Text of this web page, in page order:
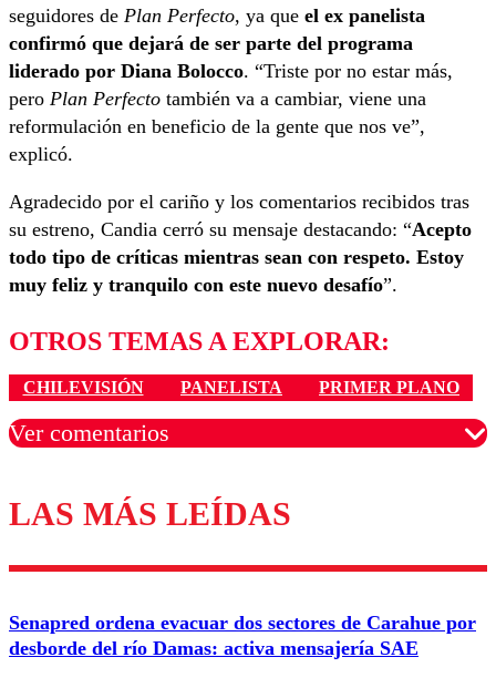
seguidores de Plan Perfecto, ya que el ex panelista
confirmó que dejará de ser parte del programa
liderado por Diana Bolocco. “Triste por no estar más,
pero Plan Perfecto también va a cambiar, viene una
reformulación en beneficio de la gente que nos ve”,
explicó.
Agradecido por el cariño y los comentarios recibidos tras
su estreno, Candia cerró su mensaje destacando: “Acepto
todo tipo de críticas mientras sean con respeto. Estoy
muy feliz y tranquilo con este nuevo desafío”.
OTROS TEMAS A EXPLORAR:
CHILEVISIÓN PANELISTA PRIMER PLANO
Ver comentarios
Los comentarios son moderados para garantizar un
diálogo respetuoso.
Correo
LAS MÁS LEÍDAS
Senapred ordena evacuar dos sectores de Carahue por
desborde del río Damas: activa mensajería SAE